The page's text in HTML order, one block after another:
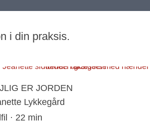
i din praksis.
ER JORDEN
Lykkegård
· 22 min